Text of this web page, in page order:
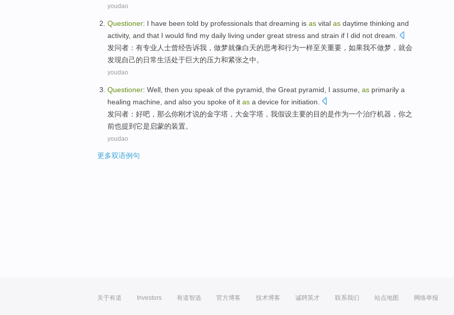
youdao
Questioner: I have been told by professionals that dreaming is as vital as daytime thinking and
activity, and that I would find my daily living under great stress and strain if I did not dream.
发问者 ： 有专业 人士曾经告诉我 ， 做梦就像白天的思考和行为一样至关重要 ， 如果我不做梦， 就会
发现自己的日常生活处于巨大的压力和紧张之中。
youdao
Questioner: Well then you speak of the pyramid , the Great pyramid, I assume as primarily a
healing machine , and also you spoke of it as a device for initiation
发问者 ： 好吧 ， 那么你刚才说的金字塔 ， 大金字塔， 我假设主要的目的是作为一个治疗机器 ，你之
前也提到它是启蒙的装置。
youdao
更多双语例句
关于有道 Investors 有道智选 官方博客 技术博客 诚聘英才 联系我们 站点地图 网络举报